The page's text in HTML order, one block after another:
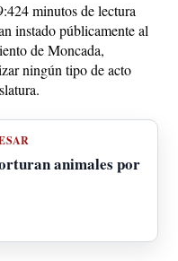
4 minutos de lectura
instado públicamente al
de Moncada,
ningún tipo de acto
animales por